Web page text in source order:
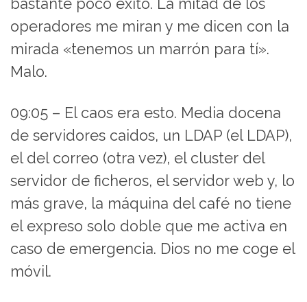
bastante poco éxito. La mitad de los
operadores me miran y me dicen con la
mirada «tenemos un marrón para tí».
Malo.
09:05 – El caos era esto. Media docena
de servidores caidos, un LDAP (el LDAP),
el del correo (otra vez), el cluster del
servidor de ficheros, el servidor web y, lo
más grave, la máquina del café no tiene
el expreso solo doble que me activa en
caso de emergencia. Dios no me coge el
móvil.